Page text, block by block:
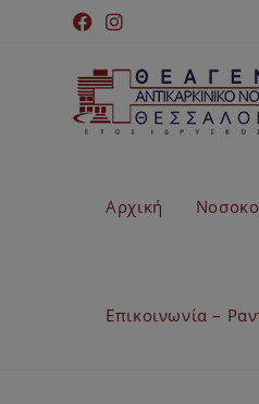
Αρχική
Επικοινωνία –